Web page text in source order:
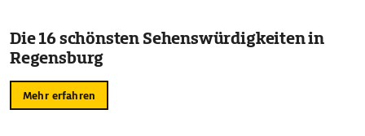
Die 16 schönsten Sehenswürdigkeiten in
Regensburg
Mehr erfahren